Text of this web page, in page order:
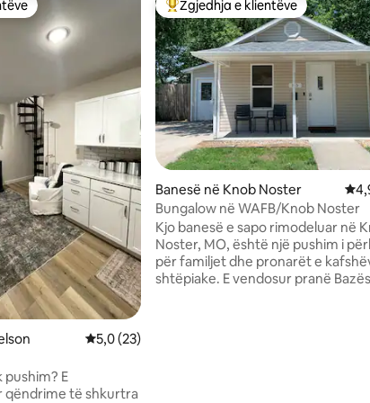
të klientëve
Vlerësimi mesatar 5,0 nga 5, 23 vlerësime
5,0 (23)
E
qëndrime të shkurtra
Më të mirat e zgjedhjeve të
Zgjedhja e klientëve
Banesë në Knob Noster
Bungalow në WAFB/Knob Noster
Kjo banesë e sapo rimodeluar në
Noster, MO, është një pushim i
për familjet dhe pronarët e
shtëpiake. E vendosur pranë